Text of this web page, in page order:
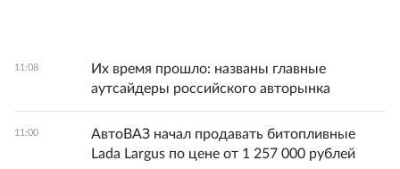
11:08
Их время прошло: названы главные
аутсайдеры российского авторынка
11:00
АвтоВАЗ начал продавать битопливные
Lada Largus по цене от 1 257 000 рублей